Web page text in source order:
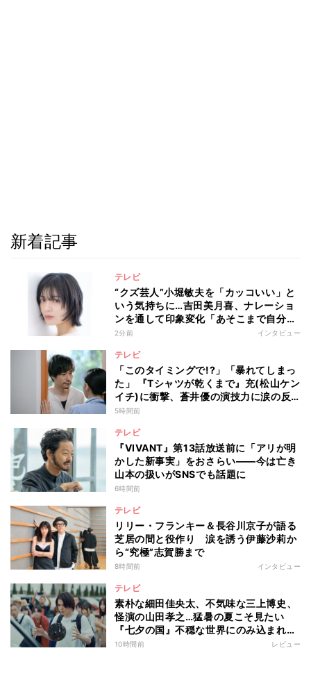
新着記事
テレビ
“クズ芸人”小堀敏夫を「カッコいい」と
いう気持ちに…吉田美月喜、ナレーショ
ンを通して印象変化「あそこまで自分に
正直に生きられる人は、なかなかいな
2分前 インタビュー
テレビ
「このタイミングで!?」「暴れてしまっ
た」 『Tシャツが乾くまで』充(松山ケン
イチ)に衝撃、蒼井優の演技力に涙の反
響も
5時間前
テレビ
『VIVANT』第13話放送前に「アリが明
かした新事実」をおさらい――今は亡き
山本の扱いがSNSでも話題に
6時間前
テレビ
リリー・フランキー＆長谷川京子が語る
芝居の間と役作り 涙を誘う伊藤沙莉か
ら“究極”志賀勝まで
8時間前 インタビュー
テレビ
素朴な細田佳央太、不気味な三上博史、
怪演の山田孝之…猛暑の夏こそ見たい
『七夕の国』不穏な世界にのみ込まれる
超常ミステリー
10時間前 レビュー